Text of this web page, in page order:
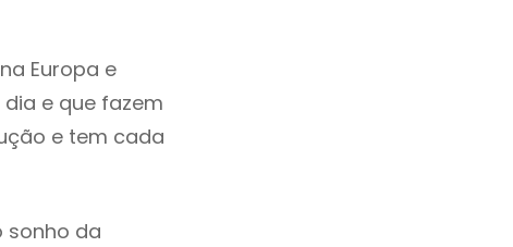
na Europa e
e que fazem
e tem cada
sonho da